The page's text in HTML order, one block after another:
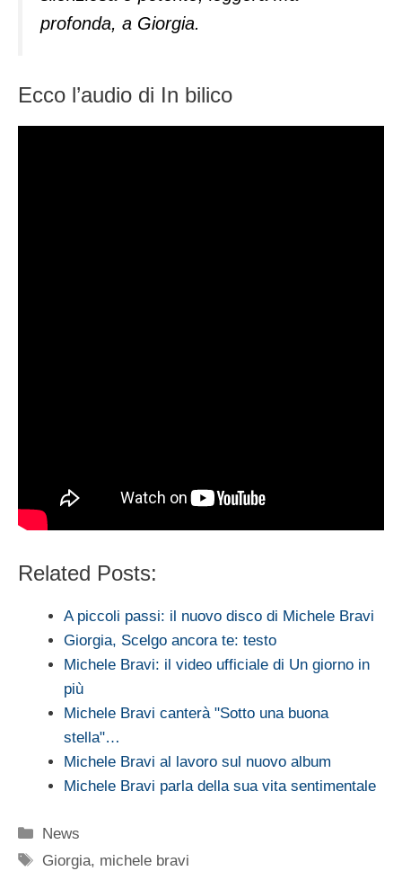
profonda, a Giorgia.
Ecco l’audio di In bilico
Related Posts:
A piccoli passi: il nuovo disco di Michele Bravi
Giorgia, Scelgo ancora te: testo
Michele Bravi: il video ufficiale di Un giorno in
più
Michele Bravi canterà "Sotto una buona
stella"…
Michele Bravi al lavoro sul nuovo album
Michele Bravi parla della sua vita sentimentale
Categorie
News
Tag
Giorgia, michele bravi